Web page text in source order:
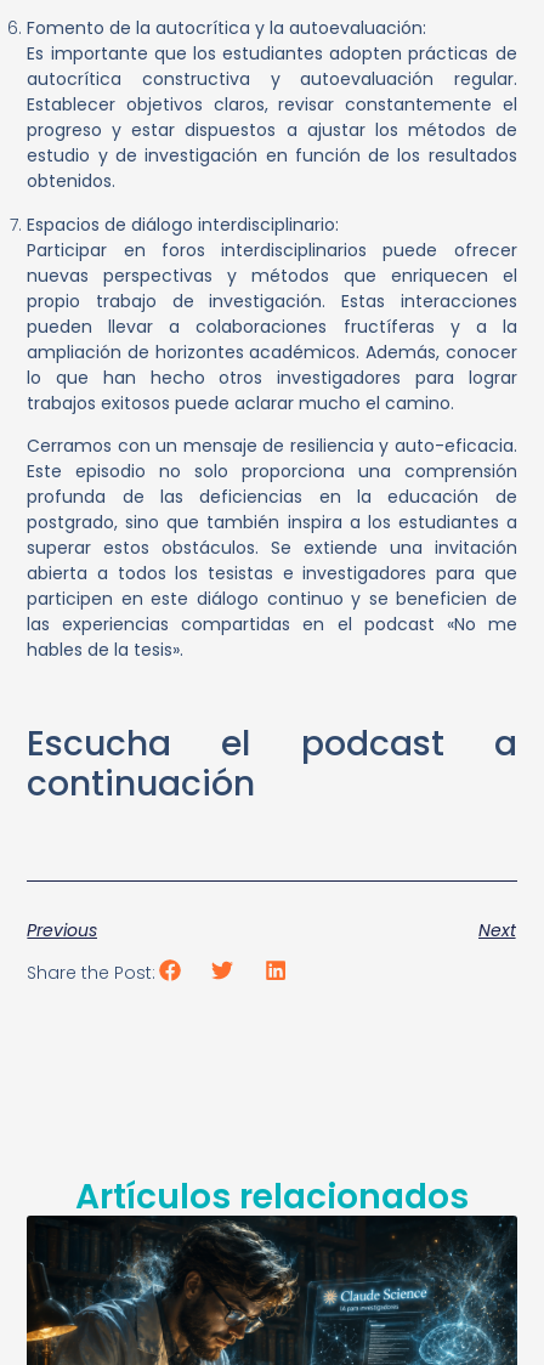
Fomento de la autocrítica y la autoevaluación:
Es importante que los estudiantes adopten prácticas de
autocrítica constructiva y autoevaluación regular.
Establecer objetivos claros, revisar constantemente el
progreso y estar dispuestos a ajustar los métodos de
estudio y de investigación en función de los resultados
obtenidos.
Espacios de diálogo interdisciplinario:
Participar en foros interdisciplinarios puede ofrecer
nuevas perspectivas y métodos que enriquecen el
propio trabajo de investigación. Estas interacciones
pueden llevar a colaboraciones fructíferas y a la
ampliación de horizontes académicos. Además, conocer
lo que han hecho otros investigadores para lograr
trabajos exitosos puede aclarar mucho el camino.
Cerramos con un mensaje de resiliencia y auto-eficacia.
Este episodio no solo proporciona una comprensión
profunda de las deficiencias en la educación de
postgrado, sino que también inspira a los estudiantes a
superar estos obstáculos. Se extiende una invitación
abierta a todos los tesistas e investigadores para que
participen en este diálogo continuo y se beneficien de
las experiencias compartidas en el podcast «No me
hables de la tesis».
Escucha el podcast a
continuación
Previous
Next
Share the Post:
Artículos relacionados